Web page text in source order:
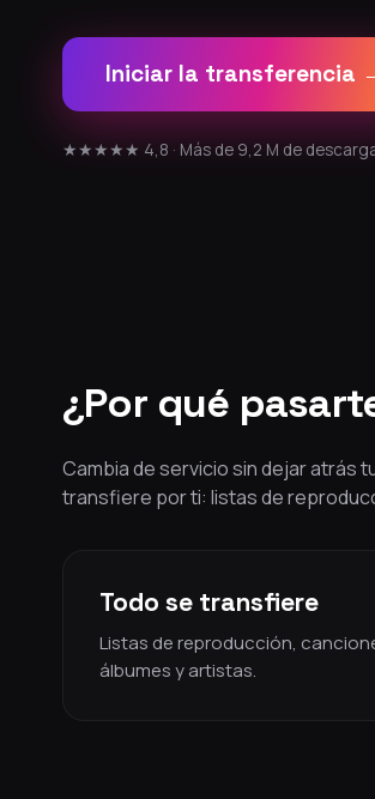
Iniciar la transferencia
★★★★★ 4,8 · Más de 9,2 M de
¿Por qué
Cambia de servicio sin dejar atrás
transfiere por ti: listas de
Todo se transfiere
Listas de reproducción,
álbumes y artistas.